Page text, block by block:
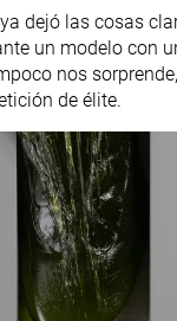
dejó las cosas
un modelo con
nos
de élite.